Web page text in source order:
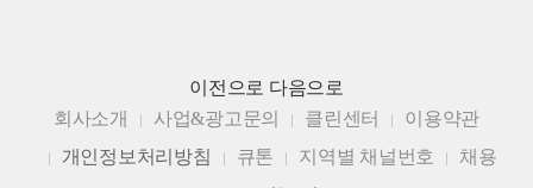
이전으로 다음으로
회사소개
사업&광고문의 클린센터
이용약관
개인정보처리방침
큐톤 지역별 채널번호
채용